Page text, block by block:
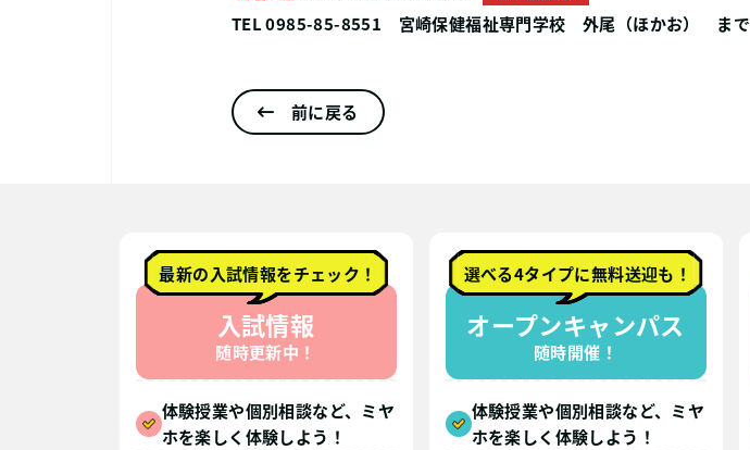
TEL 0985-85-8551 宮崎保健福祉専門学校 外尾（ほかお） まで
前に戻る
最新の入試情報をチェック！
入試情報
随時更新中！
体験授業や個別相談など、ミヤ
ホを楽しく体験しよう！
選べる4タイプに無料送迎も！
オープンキャンパス
随時開催！
体験授業や個別相談など、ミヤ
ホを楽しく体験しよう！